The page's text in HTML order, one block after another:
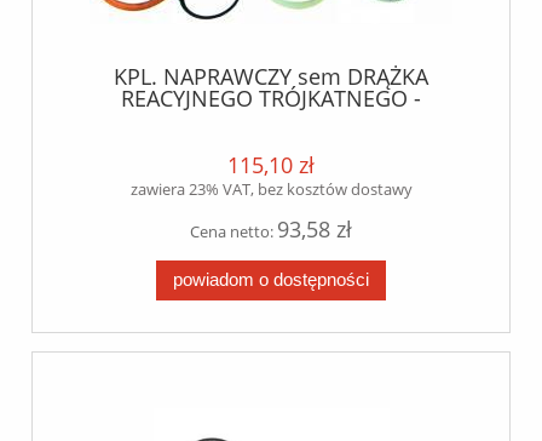
KPL. NAPRAWCZY sem DRĄŻKA
REACYJNEGO TRÓJKATNEGO -
CENTRALNY MAN/DAF/VOLVO/ FI-90MM
115,10 zł
zawiera 23% VAT, bez kosztów dostawy
Cena netto: 93,58 zł
powiadom o dostępności